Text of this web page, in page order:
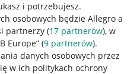
i potrzebujesz.
osobowych będzie Allegro a
partnerzy (17 partnerów), w
Europe” (9 partnerów).
danych osobowych przez
w ich politykach ochrony